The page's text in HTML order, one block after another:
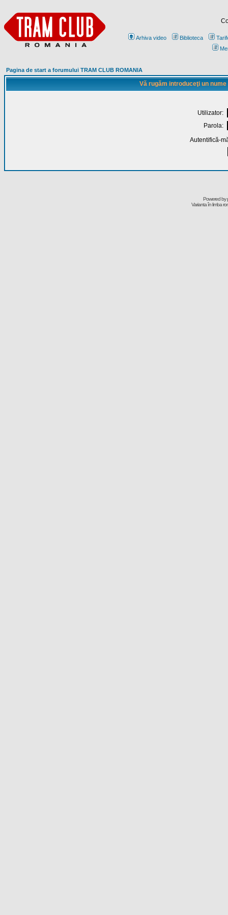
Arhiva video Biblioteca
Pagina de start a forumului TRAM CLUB ROMANIA
Vă rugăm introduceţi un
Utilizator:
Parola:
Autentifică-
Powered by
Varianta în limba